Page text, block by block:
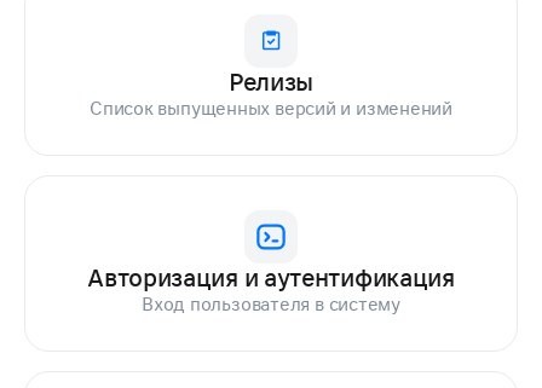
Релизы
Список выпущенных версий и изменений
Авторизация и аутентификация
Вход пользователя в систему